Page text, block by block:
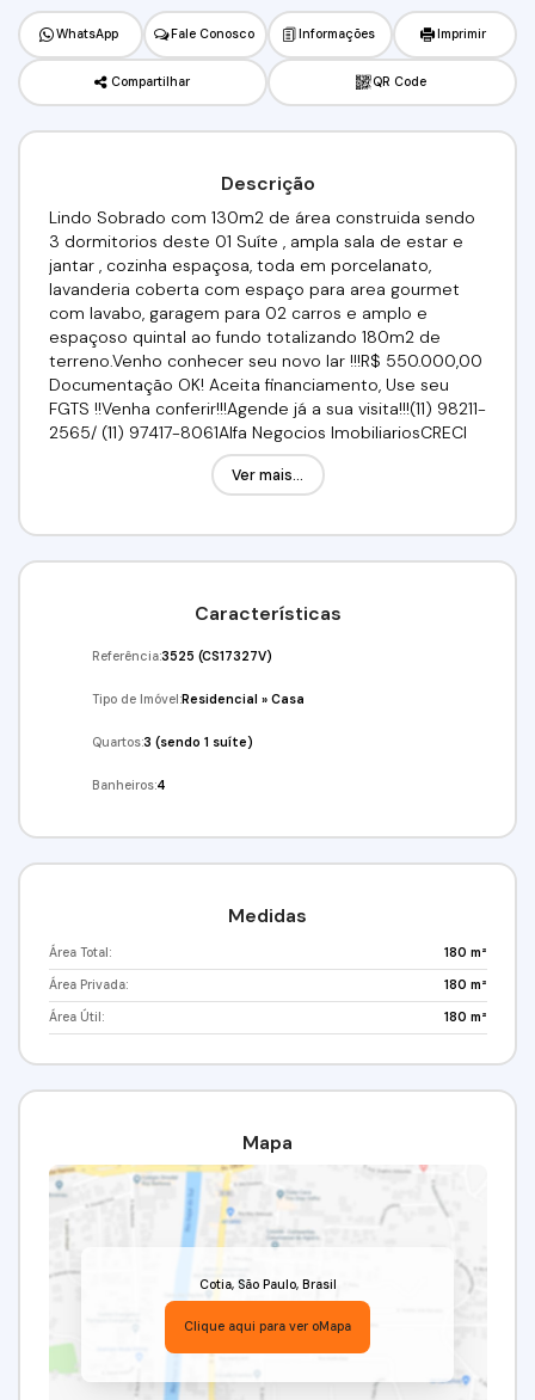
WhatsApp Fale Conosco Informações Imprimir
Compartilhar QR Code
Descrição
Lindo Sobrado com 130m2 de área construida sendo
3 dormitorios deste 01 Suíte , ampla sala de estar e
jantar , cozinha espaçosa, toda em porcelanato,
lavanderia coberta com espaço para area gourmet
com lavabo, garagem para 02 carros e amplo e
espaçoso quintal ao fundo totalizando 180m2 de
terreno.Venho conhecer seu novo lar !!!R$ 550.000,00
Documentação OK! Aceita financiamento, Use seu
FGTS !!Venha conferir!!!Agende já a sua visita!!!(11) 98211-
2565/ (11) 97417-8061Alfa Negocios ImobiliariosCRECI
Ver mais...
Características
Referência:3525 (CS17327V)
Tipo de Imóvel:Residencial »Casa
Quartos:3 (sendo 1 suíte)
Banheiros:4
Medidas
Área Total: 180 m²
Área Privada: 180 m²
Área Útil: 180 m²
Mapa
Cotia, São Paulo, Brasil
Clique aqui para ver oMapa